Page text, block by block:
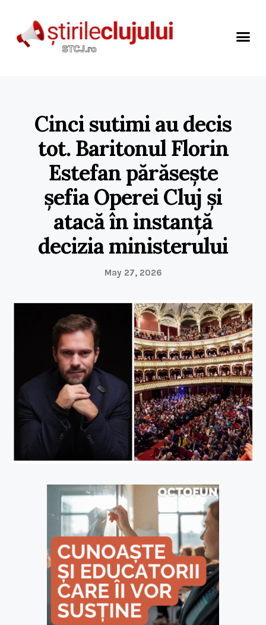
Cinci sutimi au decis
tot. Baritonul Florin
Estefan părăsește
șefia Operei Cluj și
atacă în instanță
decizia ministerului
May 27, 2026